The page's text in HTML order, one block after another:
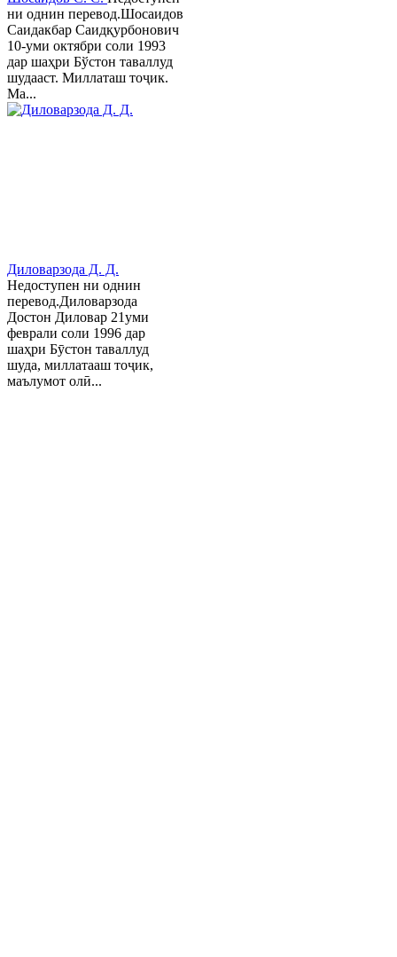
ни однин перевод.Шосаидов
Саидакбар Саидқурбонович
10-уми октябри соли 1993
дар шаҳри Бўстон таваллуд
шудааст. Миллаташ тоҷик.
Ма...
Диловарзода Д. Д.
Недоступен ни однин
перевод.Диловарзода
Достон Диловар 21уми
феврали соли 1996 дар
шаҳри Бӯстон таваллуд
шуда, миллатааш тоҷик,
маълумот олӣ...